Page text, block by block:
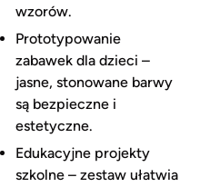
wzorów.
Prototypowanie
zabawek dla dzieci –
jasne, stonowane barwy
są bezpieczne i
estetyczne.
Edukacyjne projekty
szkolne – zestaw ułatwia